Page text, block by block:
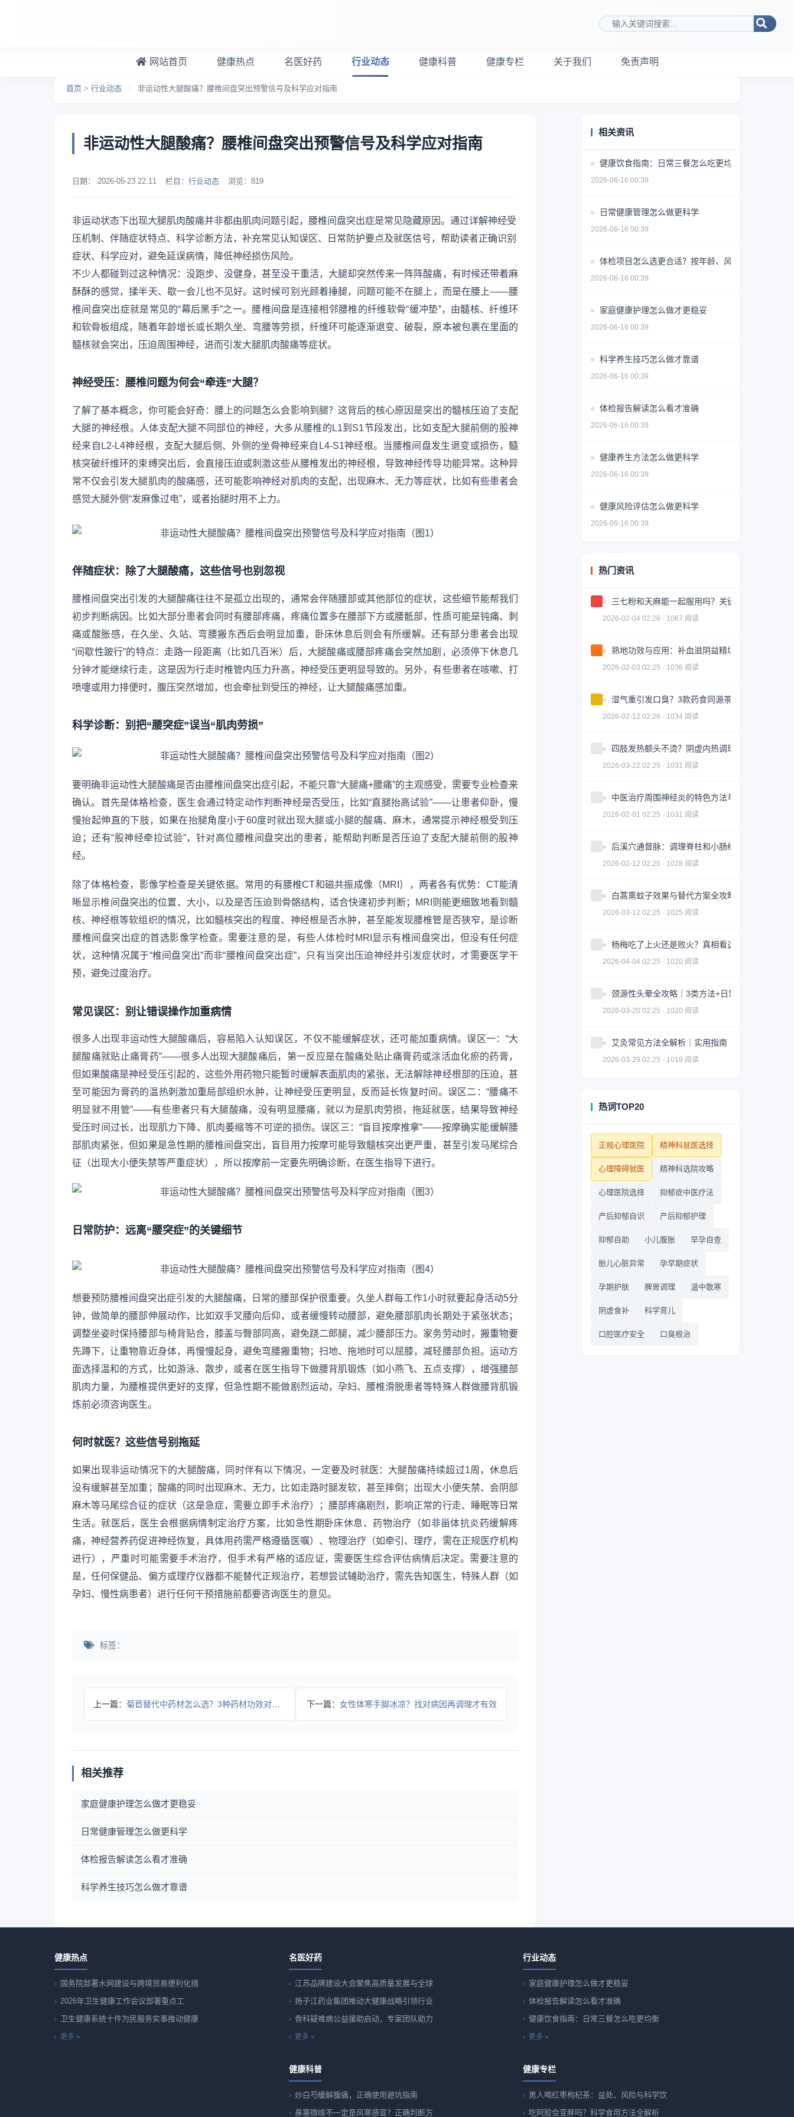
搜索关键词
网站首页 健康热点 名医好药 行业动态 健康科普 健康专栏 关于我们 免责声明
首页 > 行业动态 > 非运动性大腿酸痛？腰椎间盘突出预警信号及科学应对指南
非运动性大腿酸痛？腰椎间盘突出预警信号及科学应对指南
日期： 2026-05-23 22:11 栏目： 行业动态 浏览： 819
非运动状态下出现大腿肌肉酸痛并非都由肌肉问题引起，腰椎间盘突出症是常见隐藏原因。通过详解神经受
压机制、伴随症状特点、科学诊断方法，补充常见认知误区、日常防护要点及就医信号，帮助读者正确识别
症状、科学应对，避免延误病情，降低神经损伤风险。
不少人都碰到过这种情况：没跑步、没健身，甚至没干重活，大腿却突然传来一阵阵酸痛，有时候还带着麻
酥酥的感觉，揉半天、歇一会儿也不见好。这时候可别光顾着捶腿，问题可能不在腿上，而是在腰上——腰
椎间盘突出症就是常见的“幕后黑手”之一。腰椎间盘是连接相邻腰椎的纤维软骨“缓冲垫”，由髓核、纤维环
和软骨板组成，随着年龄增长或长期久坐、弯腰等劳损，纤维环可能逐渐退变、破裂，原本被包裹在里面的
髓核就会突出，压迫周围神经，进而引发大腿肌肉酸痛等症状。
神经受压：腰椎问题为何会“牵连”大腿？
了解了基本概念，你可能会好奇：腰上的问题怎么会影响到腿？这背后的核心原因是突出的髓核压迫了支配
大腿的神经根。人体支配大腿不同部位的神经，大多从腰椎的L1到S1节段发出，比如支配大腿前侧的股神
经来自L2-L4神经根，支配大腿后侧、外侧的坐骨神经来自L4-S1神经根。当腰椎间盘发生退变或损伤，髓
核突破纤维环的束缚突出后，会直接压迫或刺激这些从腰椎发出的神经根，导致神经传导功能异常。这种异
常不仅会引发大腿肌肉的酸痛感，还可能影响神经对肌肉的支配，出现麻木、无力等症状，比如有些患者会
感觉大腿外侧“发麻像过电”，或者抬腿时用不上力。
伴随症状：除了大腿酸痛，这些信号也别忽视
腰椎间盘突出引发的大腿酸痛往往不是孤立出现的，通常会伴随腰部或其他部位的症状，这些细节能帮我们
初步判断病因。比如大部分患者会同时有腰部疼痛，疼痛位置多在腰部下方或腰骶部，性质可能是钝痛、刺
痛或酸胀感，在久坐、久站、弯腰搬东西后会明显加重，卧床休息后则会有所缓解。还有部分患者会出现
“间歇性跛行”的特点：走路一段距离（比如几百米）后，大腿酸痛或腰部疼痛会突然加剧，必须停下休息几
分钟才能继续行走，这是因为行走时椎管内压力升高，神经受压更明显导致的。另外，有些患者在咳嗽、打
喷嚏或用力排便时，腹压突然增加，也会牵扯到受压的神经，让大腿酸痛感加重。
科学诊断：别把“腰突症”误当“肌肉劳损”
要明确非运动性大腿酸痛是否由腰椎间盘突出症引起，不能只靠“大腿痛+腰痛”的主观感受，需要专业检查来
确认。首先是体格检查，医生会通过特定动作判断神经是否受压，比如“直腿抬高试验”——让患者仰卧，慢
慢抬起伸直的下肢，如果在抬腿角度小于60度时就出现大腿或小腿的酸痛、麻木，通常提示神经根受到压
迫；还有“股神经牵拉试验”，针对高位腰椎间盘突出的患者，能帮助判断是否压迫了支配大腿前侧的股神
经。
除了体格检查，影像学检查是关键依据。常用的有腰椎CT和磁共振成像（MRI），两者各有优势：CT能清
晰显示椎间盘突出的位置、大小，以及是否压迫到骨骼结构，适合快速初步判断；MRI则能更细致地看到髓
核、神经根等软组织的情况，比如髓核突出的程度、神经根是否水肿，甚至能发现腰椎管是否狭窄，是诊断
腰椎间盘突出症的首选影像学检查。需要注意的是，有些人体检时MRI显示有椎间盘突出，但没有任何症
状，这种情况属于“椎间盘突出”而非“腰椎间盘突出症”，只有当突出压迫神经并引发症状时，才需要医学干
预，避免过度治疗。
常见误区：别让错误操作加重病情
很多人出现非运动性大腿酸痛后，容易陷入认知误区，不仅不能缓解症状，还可能加重病情。误区一：“大
腿酸痛就贴止痛膏药”——很多人出现大腿酸痛后，第一反应是在酸痛处贴止痛膏药或涂活血化瘀的药膏，
但如果酸痛是神经受压引起的，这些外用药物只能暂时缓解表面肌肉的紧张，无法解除神经根部的压迫，甚
至可能因为膏药的温热刺激加重局部组织水肿，让神经受压更明显，反而延长恢复时间。误区二：“腰痛不
明显就不用管”——有些患者只有大腿酸痛，没有明显腰痛，就以为是肌肉劳损，拖延就医，结果导致神经
受压时间过长，出现肌力下降、肌肉萎缩等不可逆的损伤。误区三：“盲目按摩推拿”——按摩确实能缓解腰
部肌肉紧张，但如果是急性期的腰椎间盘突出，盲目用力按摩可能导致髓核突出更严重，甚至引发马尾综合
征（出现大小便失禁等严重症状），所以按摩前一定要先明确诊断，在医生指导下进行。
日常防护：远离“腰突症”的关键细节
想要预防腰椎间盘突出症引发的大腿酸痛，日常的腰部保护很重要。久坐人群每工作1小时就要起身活动5分
钟，做简单的腰部伸展动作，比如双手叉腰向后仰，或者缓慢转动腰部，避免腰部肌肉长期处于紧张状态；
调整坐姿时保持腰部与椅背贴合，膝盖与臀部同高，避免跷二郎腿，减少腰部压力。家务劳动时，搬重物要
先蹲下，让重物靠近身体，再慢慢起身，避免弯腰搬重物；扫地、拖地时可以屈膝，减轻腰部负担。运动方
面选择温和的方式，比如游泳、散步，或者在医生指导下做腰背肌锻炼（如小燕飞、五点支撑），增强腰部
肌肉力量，为腰椎提供更好的支撑，但急性期不能做剧烈运动，孕妇、腰椎滑脱患者等特殊人群做腰背肌锻
炼前必须咨询医生。
何时就医？这些信号别拖延
如果出现非运动情况下的大腿酸痛，同时伴有以下情况，一定要及时就医：大腿酸痛持续超过1周，休息后
没有缓解甚至加重；酸痛的同时出现麻木、无力，比如走路时腿发软，甚至摔倒；出现大小便失禁、会阴部
麻木等马尾综合征的症状（这是急症，需要立即手术治疗）；腰部疼痛剧烈，影响正常的行走、睡眠等日常
生活。就医后，医生会根据病情制定治疗方案，比如急性期卧床休息、药物治疗（如非甾体抗炎药缓解疼
痛，神经营养药促进神经恢复，具体用药需严格遵循医嘱）、物理治疗（如牵引、理疗，需在正规医疗机构
进行），严重时可能需要手术治疗，但手术有严格的适应证，需要医生综合评估病情后决定。需要注意的
是，任何保健品、偏方或理疗仪器都不能替代正规治疗，若想尝试辅助治疗，需先告知医生，特殊人群（如
孕妇、慢性病患者）进行任何干预措施前都要咨询医生的意见。
标签：
上一篇： 菊苣替代中药材怎么选？3种药材功效对应+避坑指南 下一篇： 女性体寒手脚冰凉？找对病因再调理才有效
相关推荐
家庭健康护理怎么做才更稳妥
日常健康管理怎么做更科学
体检报告解读怎么看才准确
科学养生技巧怎么做才靠谱
相关资讯
健康饮食指南：日常三餐怎么吃更均衡
2026-06-16 00:39
日常健康管理怎么做更科学
2026-06-16 00:39
体检项目怎么选更合适？按年龄、风险和需求做判断
2026-06-16 00:39
家庭健康护理怎么做才更稳妥
2026-06-16 00:39
科学养生技巧怎么做才靠谱
2026-06-16 00:39
体检报告解读怎么看才准确
2026-06-16 00:39
健康养生方法怎么做更科学
2026-06-16 00:39
健康风险评估怎么做更科学
2026-06-16 00:39
热门资讯
三七粉和天麻能一起服用吗？关键问题解答
2026-02-04 02:26 · 1067 阅读
熟地功效与应用：补血滋阴益精填髓的中药详解
2026-02-03 02:25 · 1036 阅读
湿气重引发口臭？3款药食同源茶饮助你调理
2026-02-12 02:26 · 1034 阅读
四肢发热额头不烫？阴虚内热调理全攻略
2026-03-22 02:25 · 1031 阅读
中医治疗周围神经炎的特色方法与注意事项
2026-02-01 02:25 · 1031 阅读
后溪穴通督脉：调理脊柱和小肠经问题
2026-02-12 02:25 · 1028 阅读
白蒿熏蚊子效果与替代方案全攻略｜科学防蚊指南
2026-03-12 02:25 · 1025 阅读
杨梅吃了上火还是败火？真相看这3点｜食用指南
2026-04-04 02:25 · 1020 阅读
颈源性头晕全攻略｜3类方法+日常调整科学缓解
2026-03-20 02:25 · 1020 阅读
艾灸常见方法全解析｜实用指南
2026-03-29 02:25 · 1019 阅读
热词TOP20
正规心理医院 精神科就医选择
心理障碍就医 精神科选院攻略
心理医院选择 抑郁症中医疗法
产后抑郁自识 产后抑郁护理
抑郁自助 小儿腹胀 早孕自查
胎儿心脏异常 孕早期症状
孕期护肤 脾胃调理 温中散寒
阴虚食补 科学育儿
口腔医疗安全 口臭根治
健康热点
国务院部署水网建设与跨境贸易便利化措
2026年卫生健康工作会议部署重点工
卫生健康系统十件为民服务实事推动健康
更多 »
名医好药
江苏品牌建设大会聚焦高质量发展与全球
扬子江药业集团推动大健康战略引领行业
骨科疑难病公益援助启动，专家团队助力
更多 »
行业动态
家庭健康护理怎么做才更稳妥
体检报告解读怎么看才准确
健康饮食指南：日常三餐怎么吃更均衡
更多 »
健康科普
炒白芍缓解腹痛，正确使用避坑指南
鼻塞微咳不一定是风寒感冒？正确判断方
健康专栏
男人喝红枣枸杞茶：益处、风险与科学饮
吃阿胶会变胖吗？科学食用方法全解析